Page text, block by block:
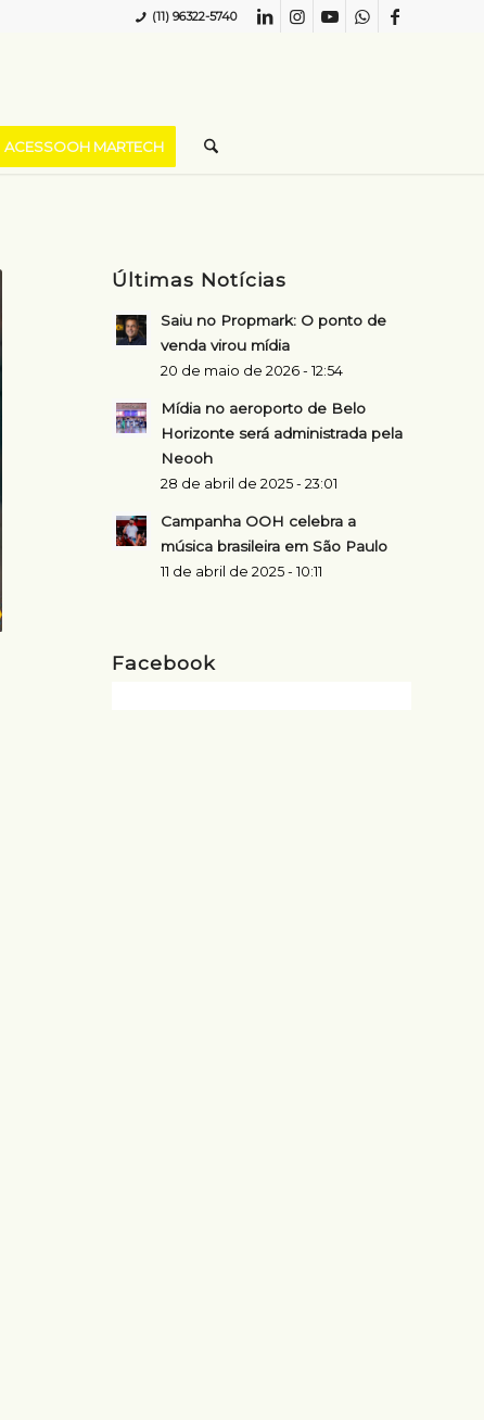
(11) 96322-5740
ACESSOOH MARTECH
Últimas Notícias
Saiu no Propmark: O ponto de
venda virou mídia
20 de maio de 2026 - 12:54
Mídia no aeroporto de Belo
Horizonte será administrada pela
Neooh
28 de abril de 2025 - 23:01
Campanha OOH celebra a
música brasileira em São Paulo
11 de abril de 2025 - 10:11
Facebook